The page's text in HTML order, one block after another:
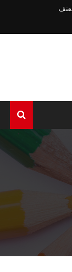
الرئيسية
عن الوحدة
أنشطة الوحدة
آليات الوحدة
الخدمات الرقمية